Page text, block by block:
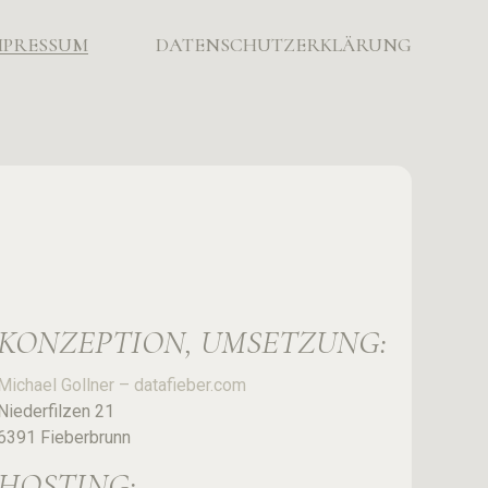
DATENSCHUTZERKLÄRUNG
UMSETZUNG:
Michael Gollner – datafieber.com
21
Fieberbrunn